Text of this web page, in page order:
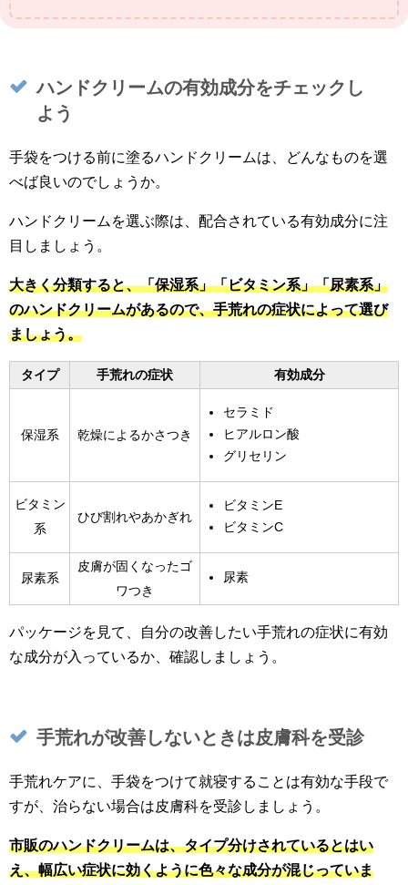
ハンドクリームの有効成分をチェックし
よう
手袋をつける前に塗るハンドクリームは、どんなものを選
べば良いのでしょうか。
ハンドクリームを選ぶ際は、配合されている有効成分に注
目しましょう。
大きく分類すると、「保湿系」「ビタミン系」「尿素系」
のハンドクリームがあるので、手荒れの症状によって選び
ましょう。
タイプ 手荒れの症状 有効成分
保湿系 乾燥によるかさつき
セラミド
ヒアルロン酸
グリセリン
ビタミン
系
ひび割れやあかぎれ
ビタミンE
ビタミンC
尿素系
皮膚が固くなったゴ
ワつき
尿素
パッケージを見て、自分の改善したい手荒れの症状に有効
な成分が入っているか、確認しましょう。
手荒れが改善しないときは皮膚科を受診
手荒れケアに、手袋をつけて就寝することは有効な手段で
すが、治らない場合は皮膚科を受診しましょう。
市販のハンドクリームは、タイプ分けされているとはい
え、幅広い症状に効くように色々な成分が混じっていま